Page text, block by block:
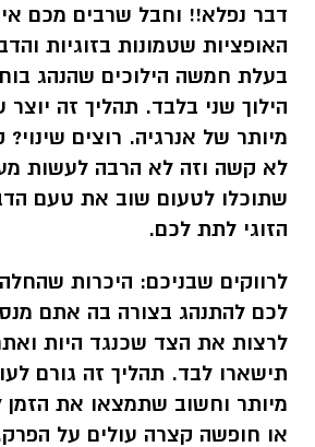
דבר נפלא!! וחבל שרבים מכם
האופציות שטמונות בזוגיות
בעלת חמשה הילוכים שהנהג
הילוך שני בלבד. תהליך זה יוצר
מיותר של אנרגיה. רוצים
לא קשה וזה לא הרבה לעשות
שתוכלו לטעום שוב את טעם
הזוגי לתת לכם.
לרווקים שבניכם: היכרות
לכם להתנהג בצורה בה אתם
לרצות את הצד שכנגד היות
תישארו לבד. תהליך זה גורם
מיותר וחשוב שתמצאו את הזמן
או חופשה קצרה עולים על